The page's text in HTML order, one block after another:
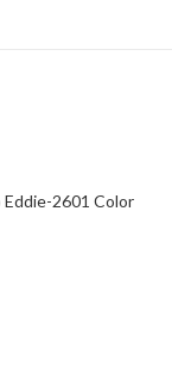
2601 Color